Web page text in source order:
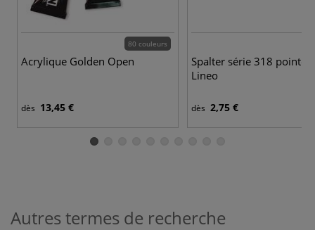
80 couleurs
Acrylique Golden Open
dès 13,45 €
Spalter série 318 pointe
Lineo
dès 2,75 €
Autres termes de recherche